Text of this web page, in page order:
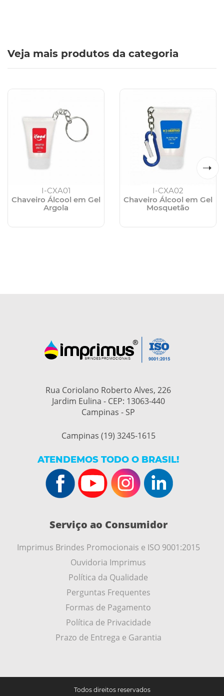
Veja mais produtos da categoria
I-CXA01
Chaveiro Álcool em Gel
Argola
I-CXA02
Chaveiro Álcool em Gel
Mosquetão
Rua Coriolano Roberto Alves, 226
Jardim Eulina - CEP: 13063-440
Campinas - SP
Campinas (19) 3245-1615
ATENDEMOS TODO O BRASIL!
Serviço ao Consumidor
Imprimus Brindes Promocionais e ISO 9001:2015
Ouvidoria Imprimus
Política da Qualidade
Perguntas Frequentes
Formas de Pagamento
Política de Privacidade
Prazo de Entrega e Garantia
Todos direitos reservados